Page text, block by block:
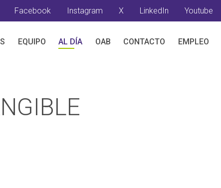
Facebook Instagram X LinkedIn Youtube
EQUIPO AL DÍA OAB CONTACTO EMPLEO